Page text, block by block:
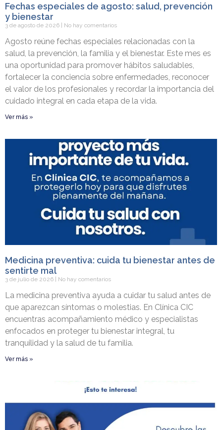
Fechas especiales de agosto: salud, prevención
y bienestar
3 de agosto de 2026 No hay comentarios
Agosto reúne fechas especiales relacionadas con la
salud, la prevención, la familia y el bienestar. Este mes es
una oportunidad para promover hábitos saludables,
fortalecer la conciencia sobre enfermedades, reconocer
el valor de los profesionales y recordar la importancia del
cuidado integral en cada etapa de la vida.
Ver más »
Medicina preventiva: cuida tu bienestar antes de
sentirte mal
3 de julio de 2026 No hay comentarios
La medicina preventiva ayuda a cuidar tu salud antes de
que aparezcan síntomas o molestias. En Clínica CIC
encuentras acompañamiento médico y especialistas
enfocados en proteger tu bienestar integral, tu
tranquilidad y la salud de tu familia.
Ver más »